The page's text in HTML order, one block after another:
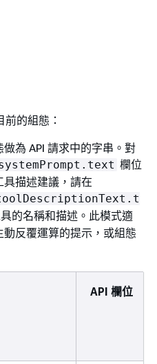
的組態：
做為 API 請求中的字串。對
欄位
描述建議，請在
的名稱和描述。此模式適
反覆運算的提示，或組態
API 欄位